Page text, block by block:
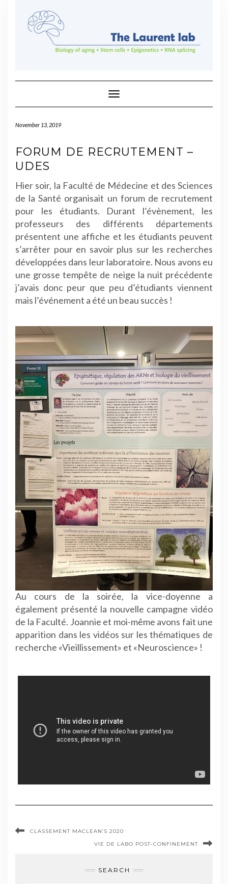
Toggle Navigation
November 13, 2019
FORUM DE RECRUTEMENT –
UDES
Hier soir, la Faculté de Médecine et des Sciences
de la Santé organisait un forum de recrutement
pour les étudiants. Durant l’évènement, les
professeurs des différents départements
présentent une affiche et les étudiants peuvent
s’arrêter pour en savoir plus sur les recherches
développées dans leur laboratoire. Nous avons eu
une grosse tempête de neige la nuit précédente
j’avais donc peur que peu d’étudiants viennent
mais l’événement a été un beau succès !
Au cours de la soirée, la vice-doyenne a
également présenté la nouvelle campagne vidéo
de la Faculté. Joannie et moi-même avons fait une
apparition dans les vidéos sur les thématiques de
recherche «Vieillissement» et «Neuroscience» !
CLASSEMENT MACLEAN’S 2020
VIE DE LABO POST-CONFINEMENT
SEARCH